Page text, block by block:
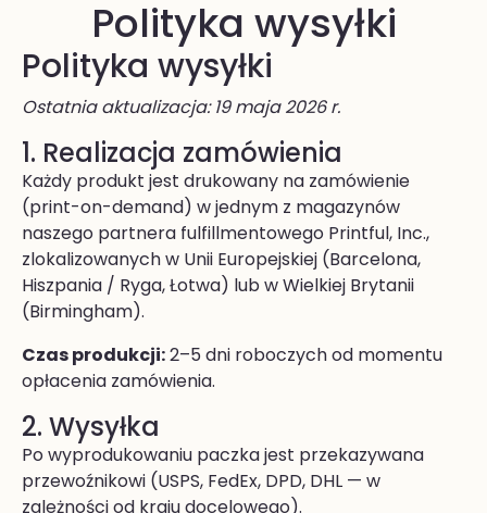
Polityka wysyłki
Polityka wysyłki
Ostatnia aktualizacja: 19 maja 2026 r.
1. Realizacja zamówienia
Każdy produkt jest drukowany na zamówienie
(print-on-demand) w jednym z magazynów
naszego partnera fulfillmentowego Printful, Inc.,
zlokalizowanych w Unii Europejskiej (Barcelona,
Hiszpania / Ryga, Łotwa) lub w Wielkiej Brytanii
(Birmingham).
Czas produkcji:2–5 dni roboczych od momentu
opłacenia zamówienia.
2. Wysyłka
Po wyprodukowaniu paczka jest przekazywana
przewoźnikowi (USPS, FedEx, DPD, DHL — w
zależności od kraju docelowego).